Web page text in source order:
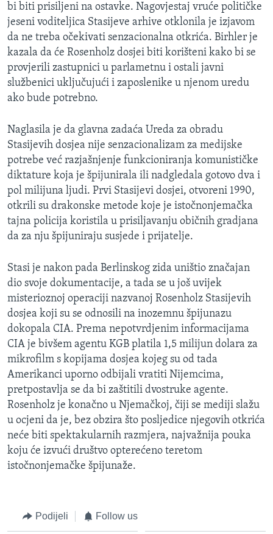
bi biti prisiljeni na ostavke. Nagovjestaj vruće političke
jeseni voditeljica Stasijeve arhive otklonila je izjavom
da ne treba očekivati senzacionalna otkrića. Birhler je
kazala da će Rosenholz dosjei biti korišteni kako bi se
provjerili zastupnici u parlametnu i ostali javni
službenici uključujući i zaposlenike u njenom uredu
ako bude potrebno.
Naglasila je da glavna zadaća Ureda za obradu
Stasijevih dosjea nije senzacionalizam za medijske
potrebe već razjašnjenje funkcioniranja komunističke
diktature koja je špijunirala ili nadgledala gotovo dva i
pol milijuna ljudi. Prvi Stasijevi dosjei, otvoreni 1990,
otkrili su drakonske metode koje je istočnonjemačka
tajna policija koristila u prisiljavanju običnih gradjana
da za nju špijuniraju susjede i prijatelje.
Stasi je nakon pada Berlinskog zida uništio značajan
dio svoje dokumentacije, a tada se u još uvijek
misterioznoj operaciji nazvanoj Rosenholz Stasijevih
dosjea koji su se odnosili na inozemnu špijunazu
dokopala CIA. Prema nepotvrdjenim informacijama
CIA je bivšem agentu KGB platila 1,5 milijun dolara za
mikrofilm s kopijama dosjea kojeg su od tada
Amerikanci uporno odbijali vratiti Nijemcima,
pretpostavlja se da bi zaštitili dvostruke agente.
Rosenholz je konačno u Njemačkoj, čiji se mediji slažu
u ocjeni da je, bez obzira što posljedice njegovih otkrića
neće biti spektakularnih razmjera, najvažnija pouka
koju će izvući društvo opterećeno teretom
istočnonjemačke špijunaže.
Podijeli Follow us